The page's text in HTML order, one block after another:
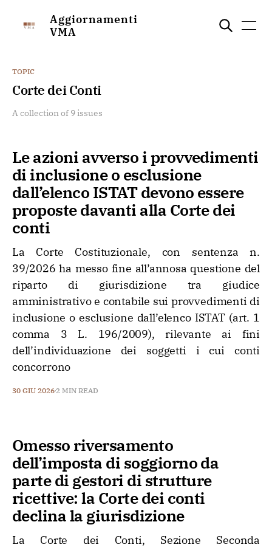
Aggiornamenti
VMA
TOPIC
Corte dei Conti
A collection of 9 issues
Le azioni avverso i provvedimenti
di inclusione o esclusione
dall’elenco ISTAT devono essere
proposte davanti alla Corte dei
conti
La Corte Costituzionale, con sentenza n.
39/2026 ha messo fine all’annosa questione del
riparto di giurisdizione tra giudice
amministrativo e contabile sui provvedimenti di
inclusione o esclusione dall’elenco ISTAT (art. 1
comma 3 L. 196/2009), rilevante ai fini
dell’individuazione dei soggetti i cui conti
concorrono
30 GIU 20262 MIN READ
Omesso riversamento
dell’imposta di soggiorno da
parte di gestori di strutture
ricettive: la Corte dei conti
declina la giurisdizione
La Corte dei Conti, Sezione Seconda